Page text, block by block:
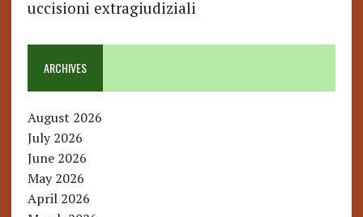
uccisioni extragiudiziali
ARCHIVES
August 2026
July 2026
June 2026
May 2026
April 2026